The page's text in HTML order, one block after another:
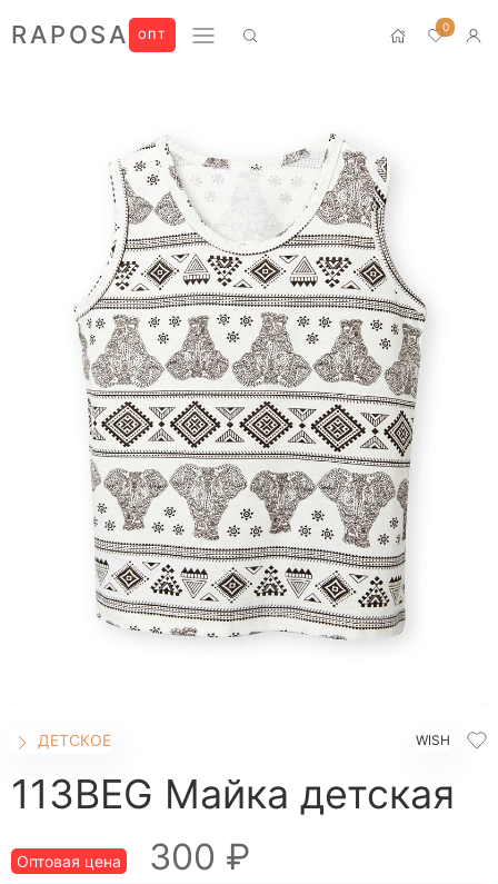
RAPOSA ОПТ
0
Домашний текстиль
ЖАКЕТЫ
ЛОНГСЛИВЫ
ПИЖАМЫ
ПЛАТЬЯ
РУБАШКИ
СВИТШОТЫ
ФУТБОЛКИ
ШОРТЫ
КОСМЕТИКА
ЖЕНСКОЕ
Жакеты
Комбинезоны
Джоггеры трикотажные
Костюмы домашние
Леггинсы
113BEG Майка детская
WISH
ДЕТСКОЕ
Оптовая цена 300 ₽